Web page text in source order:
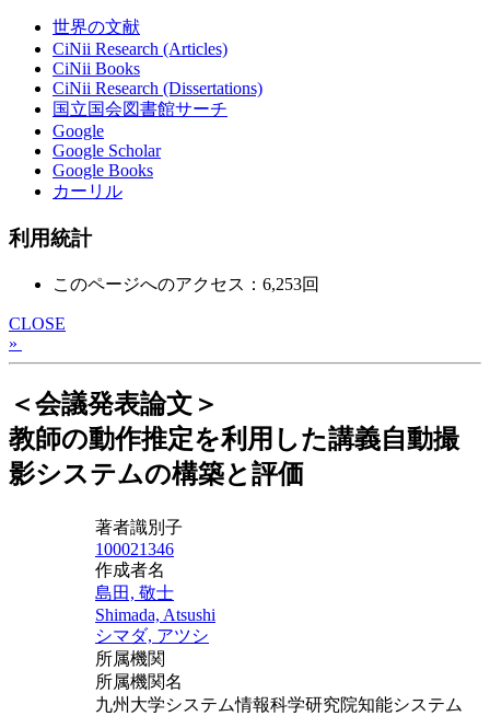
世界の文献
CiNii Research (Articles)
CiNii Books
CiNii Research (Dissertations)
国立国会図書館サーチ
Google
Google Scholar
Google Books
カーリル
利用統計
このページへのアクセス：6,253回
CLOSE
»
＜会議発表論文＞
教師の動作推定を利用した講義自動撮
影システムの構築と評価
著者識別子
100021346
作成者名
島田, 敬士
Shimada, Atsushi
シマダ, アツシ
所属機関
所属機関名
九州大学システム情報科学研究院知能システム